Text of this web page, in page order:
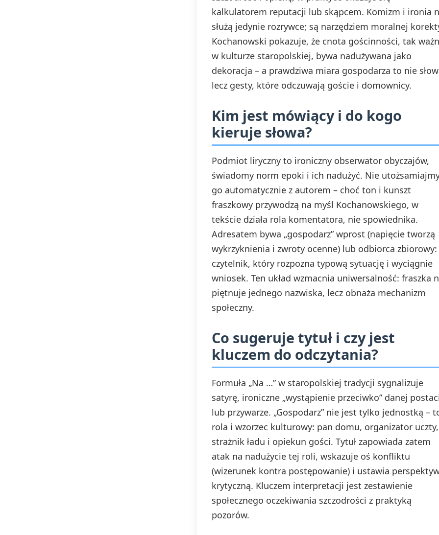
kalkulatorem reputacji lub skąpcem. Komizm i ironia
służą jedynie rozrywce; są narzędziem moralnej
Kochanowski pokazuje, że cnota gościnności, tak
w kulturze staropolskiej, bywa nadużywana jako
dekoracja – a prawdziwa miara gospodarza to nie
lecz gesty, które odczuwają goście i domownicy.
Kim jest mówiący i do kogo
kieruje słowa?
Podmiot liryczny to ironiczny obserwator obyczajów,
świadomy norm epoki i ich nadużyć. Nie
go automatycznie z autorem – choć ton i kunszt
fraszkowy przywodzą na myśl Kochanowskiego, w
tekście działa rola komentatora, nie spowiednika.
Adresatem bywa „gospodarz” wprost (napięcie tworzą
wykrzyknienia i zwroty ocenne) lub odbiorca zbiorowy:
czytelnik, który rozpozna typową sytuację i wyciągnie
wniosek. Ten układ wzmacnia uniwersalność: fraszka
piętnuje jednego nazwiska, lecz obnaża mechanizm
społeczny.
Co sugeruje tytuł i czy jest
kluczem do odczytania?
Formuła „Na …” w staropolskiej tradycji sygnalizuje
satyrę, ironiczne „wystąpienie przeciwko” danej
lub przywarze. „Gospodarz” nie jest tylko jednostką –
rola i wzorzec kulturowy: pan domu, organizator uczty,
strażnik ładu i opiekun gości. Tytuł zapowiada zatem
atak na nadużycie tej roli, wskazuje oś konfliktu
(wizerunek kontra postępowanie) i ustawia
krytyczną. Kluczem interpretacji jest zestawienie
społecznego oczekiwania szczodrości z praktyką
pozorów.